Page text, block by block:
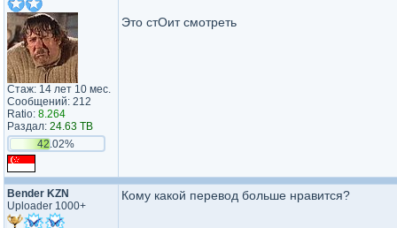
Стаж: 14 лет 10 мес.
Сообщений: 212
Ratio: 8.264
Раздал: 24.63 TB
42.02%
Это стОит смотреть
Bender KZN
Uploader 1000+
Кому какой перевод больше нравится?